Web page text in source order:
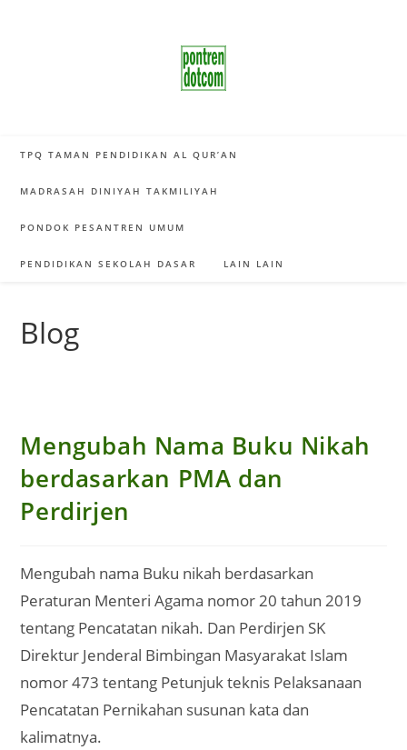
TPQ TAMAN PENDIDIKAN AL QUR’AN
MADRASAH DINIYAH TAKMILIYAH
PONDOK PESANTREN UMUM
PENDIDIKAN SEKOLAH DASAR LAIN LAIN
Blog
Mengubah Nama Buku Nikah
berdasarkan PMA dan
Perdirjen
Mengubah nama Buku nikah berdasarkan
Peraturan Menteri Agama nomor 20 tahun 2019
tentang Pencatatan nikah. Dan Perdirjen SK
Direktur Jenderal Bimbingan Masyarakat Islam
nomor 473 tentang Petunjuk teknis Pelaksanaan
Pencatatan Pernikahan susunan kata dan
kalimatnya.